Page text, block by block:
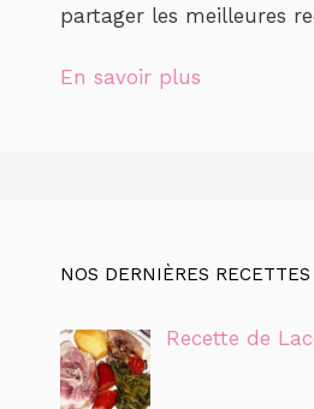
partager les meilleures
En savoir plus
NOS DERNIÈRES RECETTES
Recette de